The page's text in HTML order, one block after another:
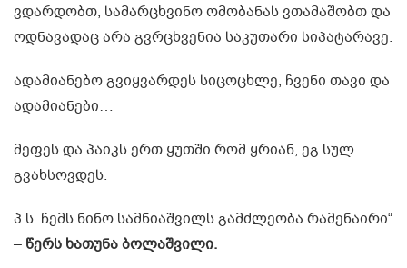
ვდარდობთ, სამარცხვინო ომობანას ვთამაშობთ და
ოდნავადაც არა გვრცხვენია საკუთარი სიპატარავე.
ადამიანებო გვიყვარდეს სიცოცხლე, ჩვენი თავი და
ადამიანები…
მეფეს და პაიკს ერთ ყუთში რომ ყრიან, ეგ სულ
გვახსოვდეს.
პ.ს. ჩემს ნინო სამნიაშვილს გამძლეობა რამენაირი“
– წერს ხათუნა ბოლაშვილი.